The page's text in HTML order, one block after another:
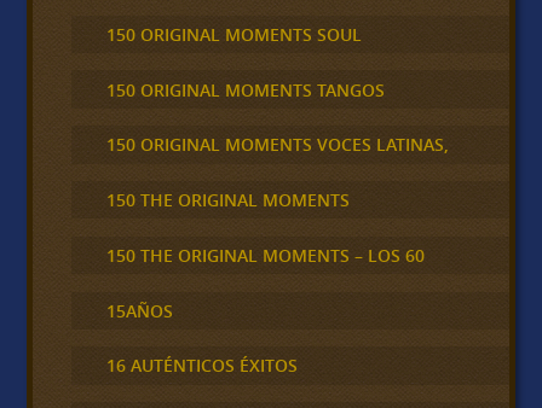
150 ORIGINAL MOMENTS SOUL
150 ORIGINAL MOMENTS TANGOS
150 ORIGINAL MOMENTS VOCES LATINAS,
150 THE ORIGINAL MOMENTS
150 THE ORIGINAL MOMENTS – LOS 60
15AÑOS
16 AUTÉNTICOS ÉXITOS